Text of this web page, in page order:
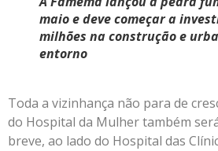
maio e deve começar a
milhões na construção e
entorno
Toda a vizinhança não para de
do Hospital da Mulher também
breve, ao lado do Hospital das